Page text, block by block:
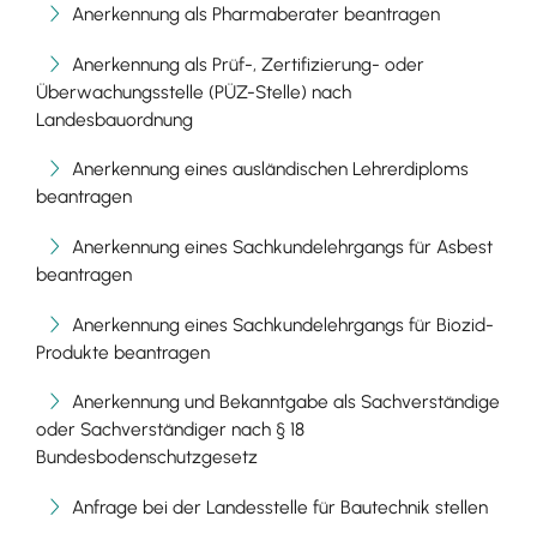
Anerkennung als Pharmaberater beantragen
Anerkennung als Prüf-, Zertifizierung- oder
Überwachungsstelle (PÜZ-Stelle) nach
Landesbauordnung
Anerkennung eines ausländischen Lehrerdiploms
beantragen
Anerkennung eines Sachkundelehrgangs für Asbest
beantragen
Anerkennung eines Sachkundelehrgangs für Biozid-
Produkte beantragen
Anerkennung und Bekanntgabe als Sachverständige
oder Sachverständiger nach § 18
Bundesbodenschutzgesetz
Anfrage bei der Landesstelle für Bautechnik stellen